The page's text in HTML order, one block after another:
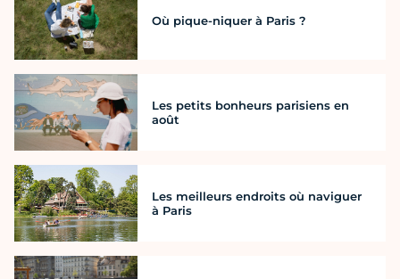
Où pique-niquer à Paris ?
Les petits bonheurs parisiens en
août
Les meilleurs endroits où naviguer
à Paris